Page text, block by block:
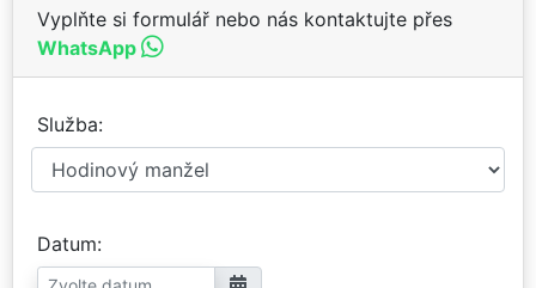
Vyplňte si formulář nebo nás kontaktujte přes
WhatsApp
Služba
Datum